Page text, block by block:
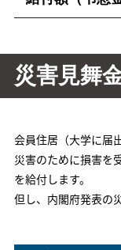
災害見舞
会員住居（大学に届
災害のために損害を
を給付します。
但し、内閣府発表の